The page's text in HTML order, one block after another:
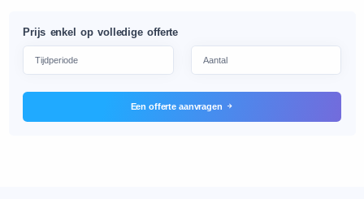
Prijs enkel op volledige offerte
Een offerte aanvragen